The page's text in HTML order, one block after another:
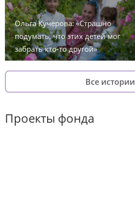
Ольга Кучерова: «Страшно
подумать, что этих детей мог
забрать кто-то другой»
Все истории
Проекты фонда